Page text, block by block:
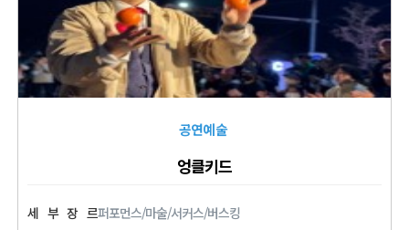
공연예술
엉클키드
세 부 장 르퍼포먼스/마술/서커스/버스킹